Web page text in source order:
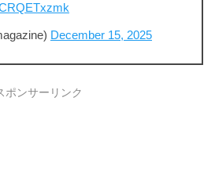
December 15, 2025
ポンサーリンク